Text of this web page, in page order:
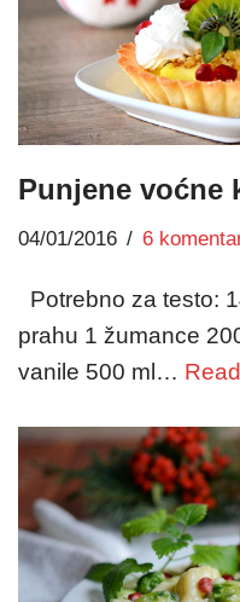
Punjene voćne
04/01/2016 6
Potrebno za testo:
prahu 1 žumance
vanile 500 ml…